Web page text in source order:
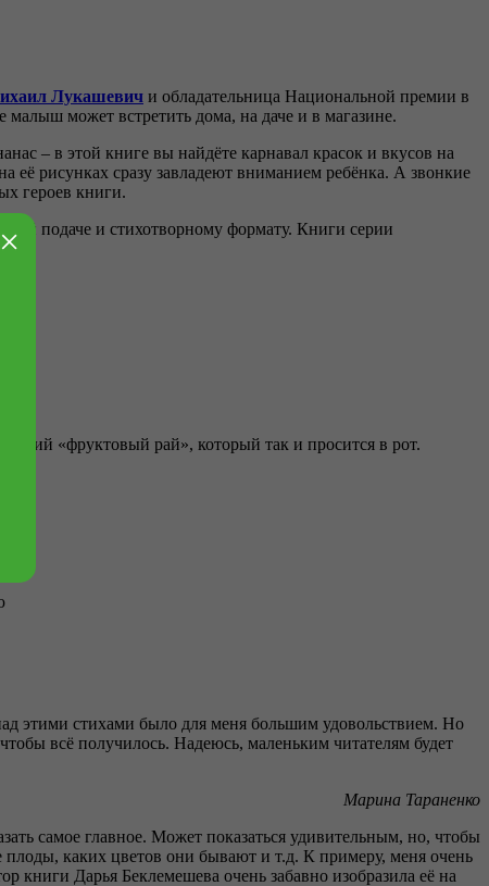
Лукашевич и обладательница Национальной премии в
может встретить дома, на даче и в магазине.
– в этой книге вы найдёте карнавал красок и вкусов на
её рисунках сразу завладеют вниманием ребёнка. А звонкие
героев книги.
подаче и стихотворному формату. Книги серии
«фруктовый рай», который так и просится в рот.
этими стихами было для меня большим удовольствием. Но
всё получилось. Надеюсь, маленьким читателям будет
Марина Тараненко
самое главное. Может показаться удивительным, но, чтобы
плоды, каких цветов они бывают и т.д. К примеру, меня очень
книги Дарья Беклемешева очень забавно изобразила её на
×